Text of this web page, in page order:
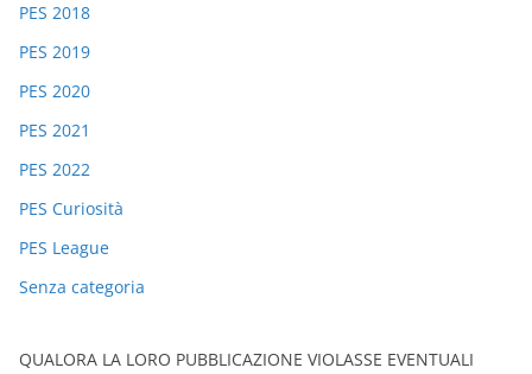
PES 2018
PES 2019
PES 2020
PES 2021
PES 2022
PES Curiosità
PES League
Senza categoria
QUALORA LA LORO PUBBLICAZIONE VIOLASSE EVENTUALI